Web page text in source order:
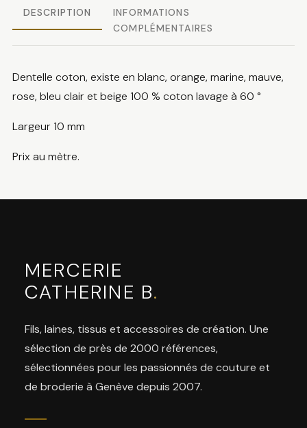
DESCRIPTION
INFORMATIONS
COMPLÉMENTAIRES
Dentelle coton, existe en blanc, orange, marine, mauve,
rose, bleu clair et beige 100 % coton lavage à 60 °
Largeur 10 mm
Prix au mètre.
MERCERIE
CATHERINE B.
Fils, laines, tissus et accessoires de création. Une
sélection de près de 2000 références,
sélectionnées pour les passionnés de couture et
de broderie à Genève depuis 2007.